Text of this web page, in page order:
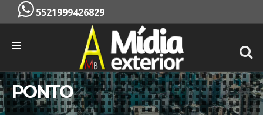
5521999426829
INÍCIO
EMPRESA
PONTO